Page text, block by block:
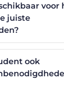
voor
juiste
ook